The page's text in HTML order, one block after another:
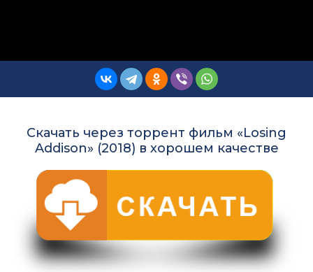
Скачать через торрент фильм «Losing
Addison» (2018) в хорошем качестве